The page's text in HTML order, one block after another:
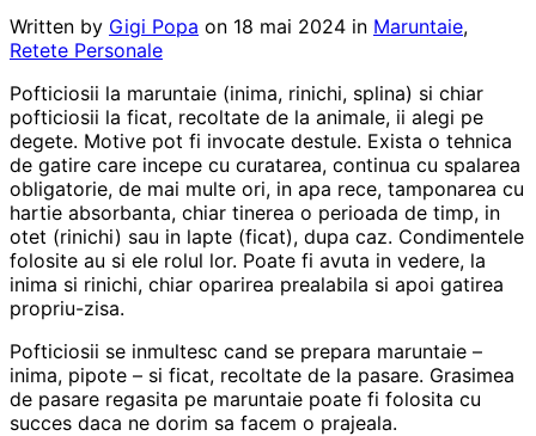
Written by Gigi Popa on 18 mai 2024 in Maruntaie,
Retete Personale
Pofticiosii la maruntaie (inima, rinichi, splina) si chiar
pofticiosii la ficat, recoltate de la animale, ii alegi pe
degete. Motive pot fi invocate destule. Exista o tehnica
de gatire care incepe cu curatarea, continua cu spalarea
obligatorie, de mai multe ori, in apa rece, tamponarea cu
hartie absorbanta, chiar tinerea o perioada de timp, in
otet (rinichi) sau in lapte (ficat), dupa caz. Condimentele
folosite au si ele rolul lor. Poate fi avuta in vedere, la
inima si rinichi, chiar oparirea prealabila si apoi gatirea
propriu-zisa.
Pofticiosii se inmultesc cand se prepara maruntaie –
inima, pipote – si ficat, recoltate de la pasare. Grasimea
de pasare regasita pe maruntaie poate fi folosita cu
succes daca ne dorim sa facem o prajeala.